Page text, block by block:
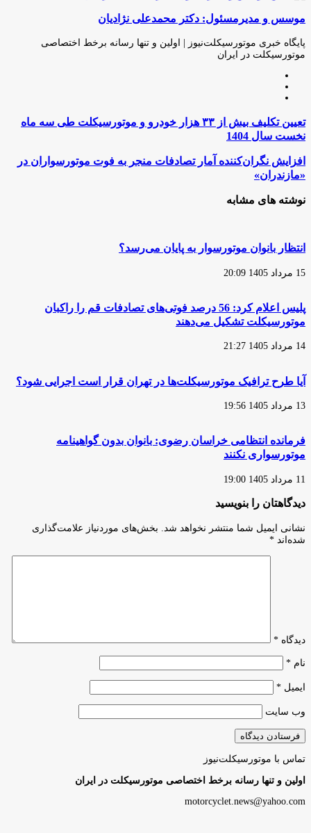
از
ایمیل
موسس و مدیرمسئول: دکتر محمدعلی نژادیان
پایگاه خبری موتورسیکلت‌نیوز | اولین و تنها رسانه برخط اختصاصی
موتورسیکلت در ایران
تعیین
تکلیف
بیش
از
۳۳
هزار
و
ماه
سال
تعیین تکلیف بیش از ۳۳ هزار خودرو و موتورسیکلت طی سه ماه
نخست سال 1404
افزایش
نگران‌کننده
آمار
تصادفات
منجر
موتورسواران
در
«مازندران»
افزایش نگران‌کننده آمار تصادفات منجر به فوت موتورسواران در
«مازندران»
نوشته های مشابه
انتظار بانوان موتورسوار به پایان می‌رسد؟
15 مرداد 1405 20:09
پلیس اعلام کرد: 56 درصد فوتی‌های تصادفات قم را راکبان
موتورسیکلت تشکیل می‌دهند
14 مرداد 1405 21:27
آیا طرح ترافیک موتورسیکلت‌ها در تهران قرار است اجرایی شود؟
13 مرداد 1405 19:56
فرمانده انتظامی خراسان رضوی: بانوان بدون گواهینامه
موتورسواری نکنند
11 مرداد 1405 19:00
دیدگاهتان را بنویسید
نشانی ایمیل شما منتشر نخواهد شد.
بخش‌های موردنیاز علامت‌گذاری
شده‌اند *
دیدگاه *
نام *
ایمیل *
وب‌ سایت
تماس با موتورسیکلت‌نیوز
اولین و تنها رسانه برخط اختصاصی موتورسیکلت در ایران
motorcyclet.news@yahoo.com